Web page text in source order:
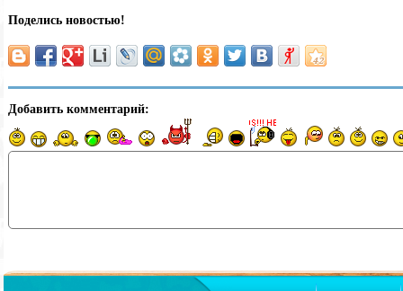
Поделись новостью!
Добавить комментарий: